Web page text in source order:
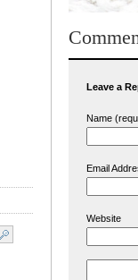
Leave a
Name
Email
Website